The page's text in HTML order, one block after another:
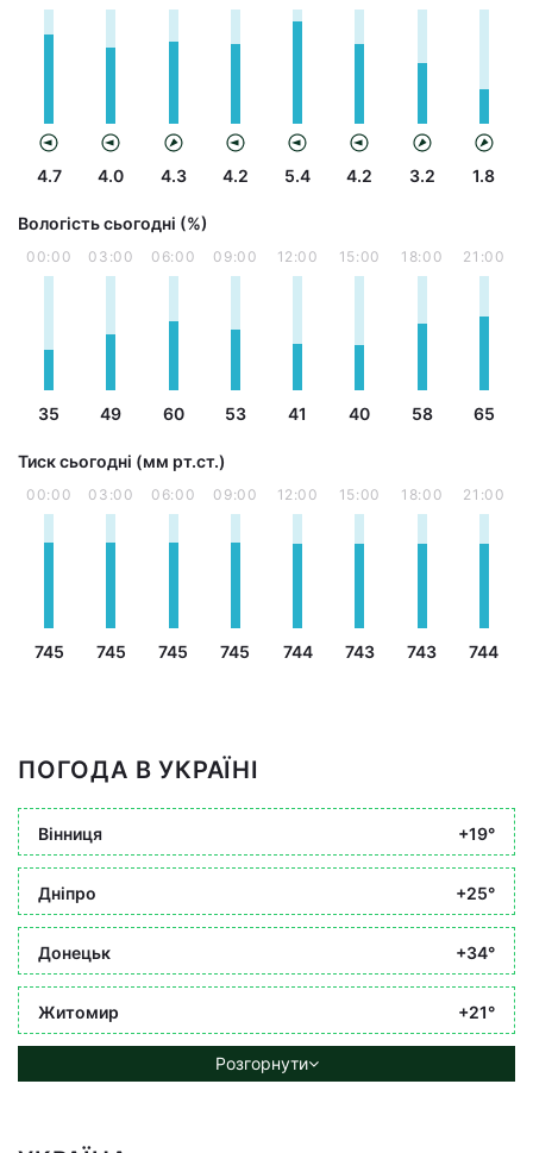
4.7 4.0 4.3 4.2 5.4 4.2 3.2 1.8
Вологість сьогодні (%)
00:00
35
03:00
49
06:00
60
09:00
53
12:00
41
15:00
40
18:00
58
21:00
65
Тиск сьогодні (мм рт.ст.)
00:00
745
03:00
745
06:00
745
09:00
745
12:00
744
15:00
743
18:00
743
21:00
744
ПОГОДА В УКРАЇНІ
Вінниця +19°
Дніпро +25°
Донецьк +34°
Житомир +21°
Розгорнути